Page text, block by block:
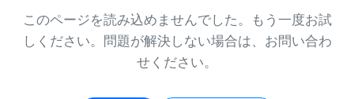
このページを読み込めませんでした。もう一度お試
しください。問題が解決しない場合は、お問い合わ
せください。